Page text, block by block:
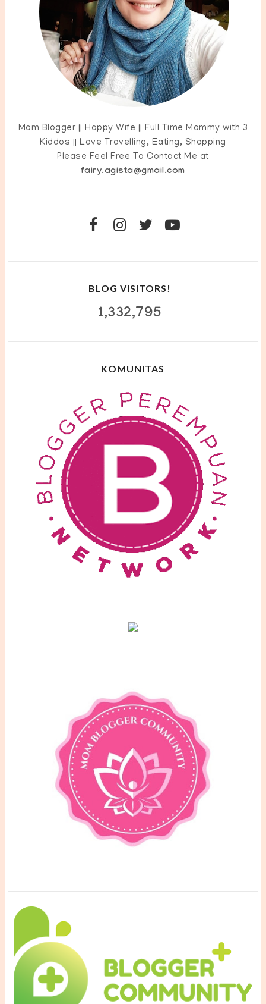
Mom Blogger || Happy Wife || Full Time Mommy with 3
Kiddos || Love Travelling, Eating, Shopping
Please Feel Free To Contact Me at
fairy.agista@gmail.com
BLOG VISITORS!
1,332,795
KOMUNITAS